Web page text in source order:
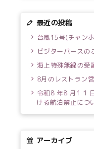
最近の投稿
台風15号(チャン
ビジターバースの
海上特殊無線の受
8月のレストラン
令和8 年8 月1 1
ける航泊禁止につ
アーカイブ